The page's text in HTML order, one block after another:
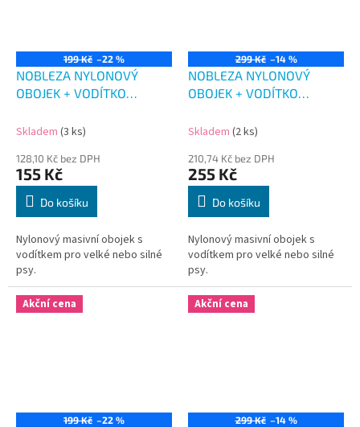
199 Kč –22 %
NOBLEZA NYLONOVÝ
OBOJEK + VODÍTKO
CM
Skladem (3 ks)
128,10 Kč bez DPH
155 Kč
Do košíku
Nylonový masivní obojek s
vodítkem pro velké nebo silné
psy.
299 Kč –14 %
NOBLEZA NYLONOVÝ
OBOJEK + VODÍTKO
CM
Skladem (2 ks)
210,74 Kč bez DPH
255 Kč
Do košíku
Nylonový masivní obojek s
vodítkem pro velké nebo silné
psy.
Akční cena
199 Kč –22 %
Akční cena
299 Kč –14 %